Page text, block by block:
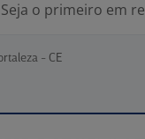
Seja o primeiro em
- CE